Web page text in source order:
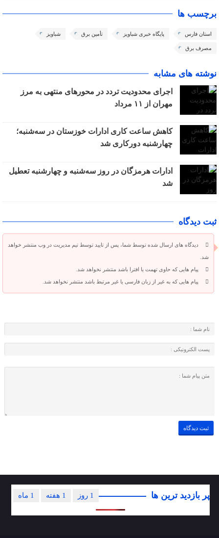
برچسب ها
استان فارس پایگاه خبری شباویز تأمین برق شباویز
مصرف برق
نوشته های مشابه
اجرای محدودیت تردد در محورهای منتهی به مرز
مهران از ۱۱ مرداد
کاهش ساعت کاری ادارات خوزستان در سه‌شنبه؛
چهارشنبه دورکاری شد
ادارات هرمزگان در روز سه‌شنبه و چهارشنبه تعطیل
شد
ثبت دیدگاه
دیدگاه های ارسال شده توسط شما، پس از تایید توسط تیم مدیریت در وب منتشر خواهد
شد.
پیام هایی که حاوی تهمت یا افترا باشد منتشر نخواهد شد.
پیام هایی که به غیر از زبان فارسی یا غیر مرتبط باشد منتشر نخواهد شد.
پر بازدید ترین ها 1 ماه 1 هفته 1 روز